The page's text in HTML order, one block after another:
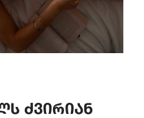
ძვირიან